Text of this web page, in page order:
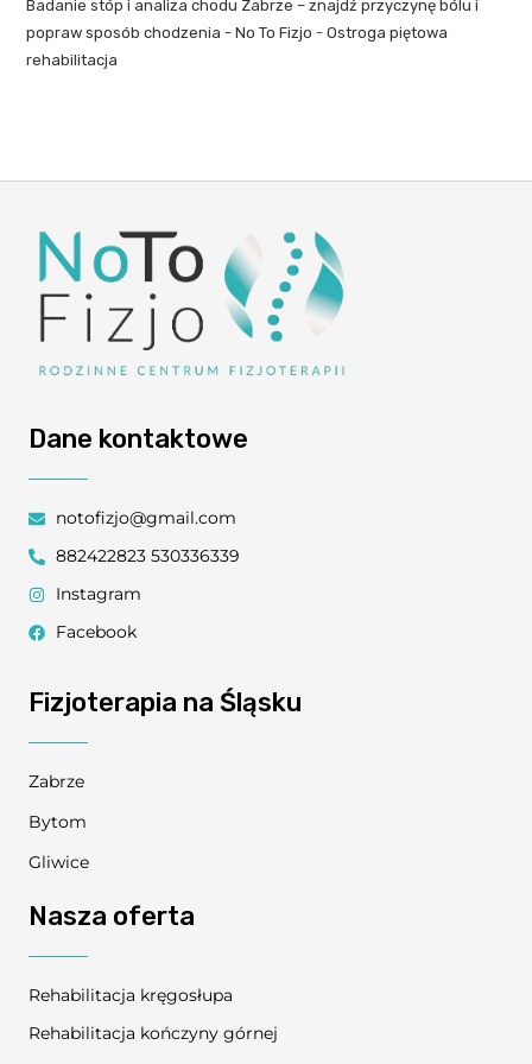
Badanie stóp i analiza chodu Zabrze – znajdź przyczynę bólu i
popraw sposób chodzenia - No To Fizjo -Ostroga piętowa
rehabilitacja
Dane kontaktowe
notofizjo@gmail.com
882422823 530336339
Instagram
Facebook
Fizjoterapia na Śląsku
Zabrze
Bytom
Gliwice
Nasza oferta
Rehabilitacja kręgosłupa
Rehabilitacja kończyny górnej